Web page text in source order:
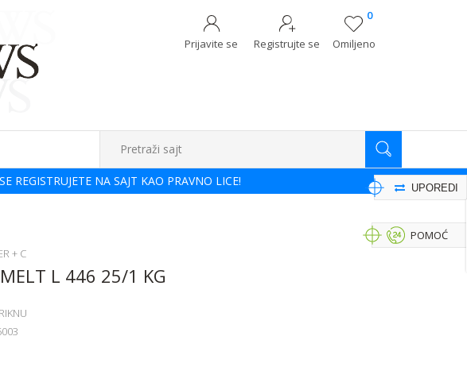
Omiljeno
0
Prijavite se
Registrujte se
Pretraži sajt
REGISTRUJETE NA SAJT KAO PRAVNO LICE! UPOREDI
+ C
L 446 25/1 KG
POMOĆ